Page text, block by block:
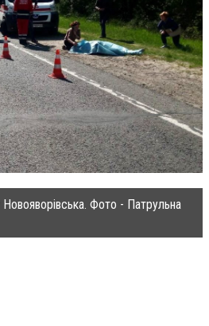
Фото - Патрульна